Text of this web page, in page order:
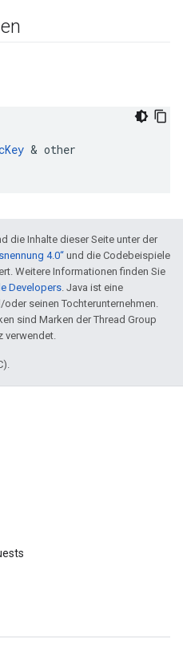
& other
die Inhalte dieser Seite unter der
4.0“ und die Codebeispiele
Weitere Informationen finden Sie
Developers. Java ist eine
seinen Tochterunternehmen.
sind Marken der Thread Group
verwendet.